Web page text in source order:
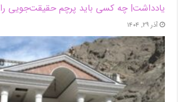
یادداشت| ‌چه کسی باید پرچم حقیقت‌جویی را
آذر ۲۹, ۱۴۰۴